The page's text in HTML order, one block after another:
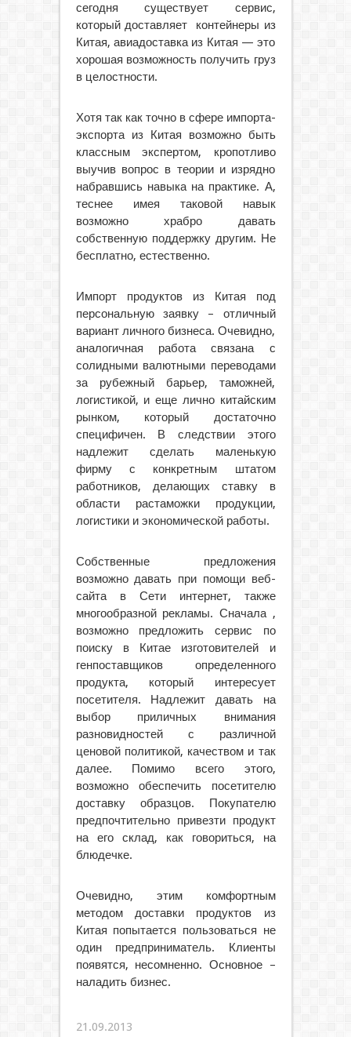
сегодня существует сервис,
который доставляет контейнеры из
Китая, авиадоставка из Китая — это
хорошая возможность получить груз
в целостности.
Хотя так как точно в сфере импорта-
экспорта из Китая возможно быть
классным экспертом, кропотливо
выучив вопрос в теории и изрядно
набравшись навыка на практике. А,
теснее имея таковой навык
возможно храбро давать
собственную поддержку другим. Не
бесплатно, естественно.
Импорт продуктов из Китая под
персональную заявку – отличный
вариант личного бизнеса. Очевидно,
аналогичная работа связана с
солидными валютными переводами
за рубежный барьер, таможней,
логистикой, и еще лично китайским
рынком, который достаточно
специфичен. В следствии этого
надлежит сделать маленькую
фирму с конкретным штатом
работников, делающих ставку в
области растаможки продукции,
логистики и экономической работы.
Собственные предложения
возможно давать при помощи веб-
сайта в Сети интернет, также
многообразной рекламы. Сначала ,
возможно предложить сервис по
поиску в Китае изготовителей и
генпоставщиков определенного
продукта, который интересует
посетителя. Надлежит давать на
выбор приличных внимания
разновидностей с различной
ценовой политикой, качеством и так
далее. Помимо всего этого,
возможно обеспечить посетителю
доставку образцов. Покупателю
предпочтительно привезти продукт
на его склад, как говориться, на
блюдечке.
Очевидно, этим комфортным
методом доставки продуктов из
Китая попытается пользоваться не
один предприниматель. Клиенты
появятся, несомненно. Основное –
наладить бизнес.
21.09.2013